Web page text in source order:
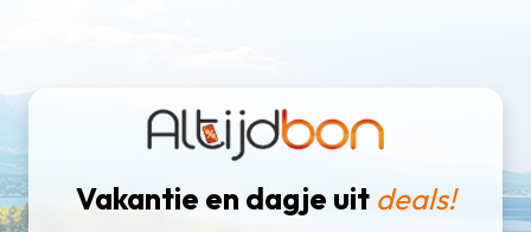
Vakantie en dagje uit deals!